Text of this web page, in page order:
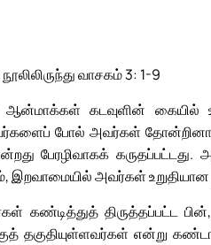
வாசகம் 3: 1-9
ஆன்மாக்கள் கடவுளின்
போல் அவர்கள்
சென்றது பேரழிவாகக்
இறவாமையில் அவர்கள்
கண்டித்துத் திருத்தப்பட்ட
தகுதியுள்ளவர்கள் என்று